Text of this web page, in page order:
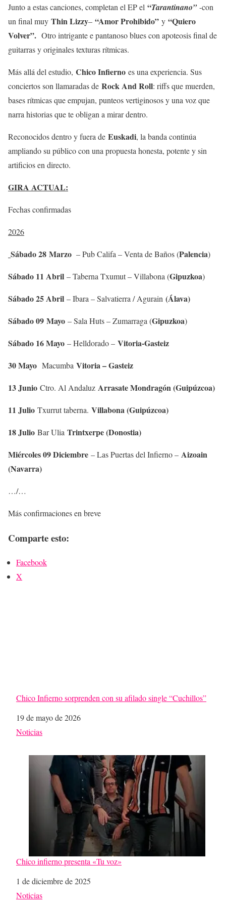
Junto a estas canciones, completan el EP el “Tarantinano”-con
un final muy Thin Lizzy– “Amor Prohibido” y “Quiero
Volver”. Otro intrigante e pantanoso blues con apoteosis final de
guitarras y originales texturas rítmicas.
Más allá del estudio, Chico Infierno es una experiencia. Sus
conciertos son llamaradas de Rock And Roll: riffs que muerden,
bases rítmicas que empujan, punteos vertiginosos y una voz que
narra historias que te obligan a mirar dentro.
Reconocidos dentro y fuera de Euskadi, la banda continúa
ampliando su público con una propuesta honesta, potente y sin
artificios en directo.
GIRA ACTUAL:
Fechas confirmadas
2026
Sábado 28 Marzo – Pub Califa – Venta de Baños (Palencia)
Sábado 11 Abril – Taberna Txumut – Villabona (Gipuzkoa)
Sábado 25 Abril – Ibara – Salvatierra / Agurain (Álava)
Sábado 09 Mayo – Sala Huts – Zumarraga (Gipuzkoa)
Sábado 16 Mayo – Helldorado – Vitoria-Gasteiz
30 Mayo Macumba Vitoria – Gasteiz
13 Junio Ctro. Al Andaluz Arrasate Mondragón (Guipúzcoa)
11 Julio Txurrut taberna. Villabona (Guipúzcoa)
18 Julio Bar Ulia Trintxerpe (Donostia)
Miércoles 09 Diciembre – Las Puertas del Infierno – Aizoain
(Navarra)
…/…
Más confirmaciones en breve
Comparte esto:
Facebook
X
Chico Infierno sorprenden con su afilado single “Cuchillos”
Fecha
19 de mayo de 2026
Respecto a
Noticias
Chico infierno presenta «Tu voz»
Fecha
1 de diciembre de 2025
Respecto a
Noticias